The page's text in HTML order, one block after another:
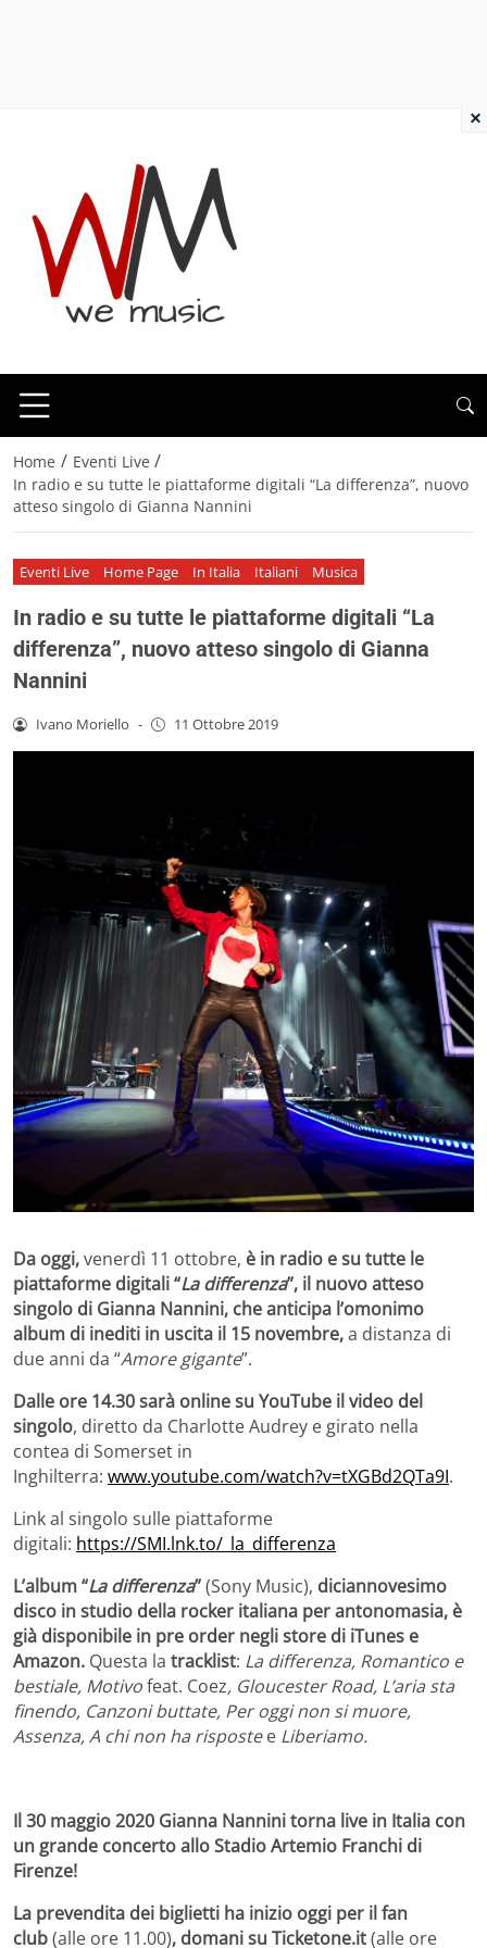
Home / Eventi Live /
In radio e su tutte le piattaforme digitali “La differenza”, nuovo
atteso singolo di Gianna Nannini
Eventi Live Home Page In Italia Italiani Musica
In radio e su tutte le piattaforme digitali “La
differenza”, nuovo atteso singolo di Gianna
Nannini
Ivano Moriello - 11 Ottobre 2019
Da oggi,venerdì 11 ottobre, è in radio e su tutte le
piattaforme digitali “La differenza”, il nuovo atteso
singolo di Gianna Nannini, che anticipa l’omonimo
album di inediti in uscita il 15 novembre,a distanza di
due anni da “Amore gigante”.
Dalle ore 14.30 sarà online su YouTube il video del
singolo, diretto da Charlotte Audrey e girato nella
contea di Somerset in
Inghilterra: www.youtube.com/watch?v=tXGBd2QTa9I.
Link al singolo sulle piattaforme
digitali: https://SMI.lnk.to/_la_differenza
L’album “La differenza”(Sony Music), diciannovesimo
disco in studio della rocker italiana per antonomasia, è
già disponibile in pre order negli store di iTunes e
Amazon. Questa la tracklist: La differenza, Romantico e
bestiale, Motivofeat. Coez, Gloucester Road, L’aria sta
finendo, Canzoni buttate, Per oggi non si muore,
Assenza, A chi non ha rispostee Liberiamo.
Il 30 maggio 2020 Gianna Nannini torna live in Italia con
un grande concerto allo Stadio Artemio Franchi di
Firenze!
La prevendita dei biglietti ha inizio oggi per il fan
club(alle ore 11.00), domani su Ticketone.it(alle ore
×